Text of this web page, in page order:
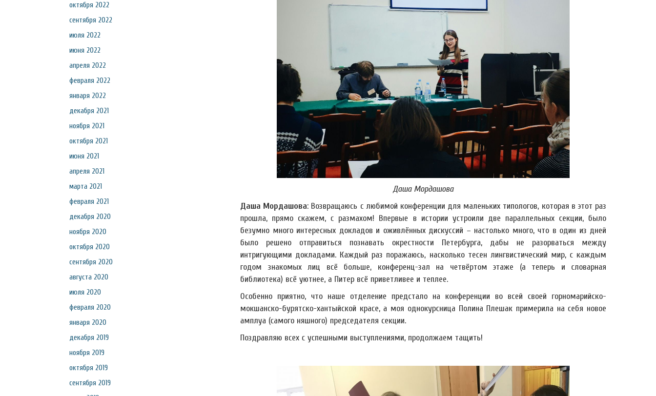
октября 2022
сентября 2022
июля 2022
июня 2022
апреля 2022
февраля 2022
января 2022
декабря 2021
ноября 2021
октября 2021
июня 2021
апреля 2021
марта 2021
февраля 2021
декабря 2020
ноября 2020
октября 2020
сентября 2020
августа 2020
июля 2020
февраля 2020
января 2020
декабря 2019
ноября 2019
октября 2019
сентября 2019
Даша Мордашова
Даша Мордашова: Возвращаюсь с любимой конференции для маленьких типологов, которая в этот раз
прошла, прямо скажем, с размахом! Впервые в истории устроили две параллельных секции, было
безумно много интересных докладов и оживлённых дискуссий – настолько много, что в один из дней
было решено отправиться познавать окрестности Петербурга, дабы не разорваться между
интригующими докладами. Каждый раз поражаюсь, насколько тесен лингвистический мир, с каждым
годом знакомых лиц всё больше, конференц-зал на четвёртом этаже (а теперь и словарная
библиотека) всё уютнее, а Питер всё приветливее и теплее.
Особенно приятно, что наше отделение предстало на конференции во всей своей горномарийско-
мокшанско-бурятско-хантыйской красе, а моя однокурсница Полина Плешак примерила на себя новое
амплуа (самого няшного) председателя секции.
Поздравляю всех с успешными выступлениями, продолжаем тащить!